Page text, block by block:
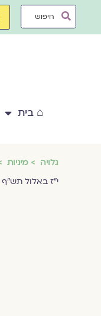
Search
⌂ בית
גלויה מיניות
י"ז באלול תש"ף 6.9.2020